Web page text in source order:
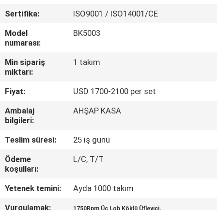
HAKKIMIZDA
TURU
KALITE
KONTROL
BIZIMLE
ILETIŞIME
Sertifika:
ISO9001 / ISO14001/CE
Model
numarası:
BK5003
Min sipariş
miktarı:
1 takım
Fiyat:
USD 1700-2100 per set
Ambalaj
bilgileri:
AHŞAP KASA
Teslim süresi:
25 iş günü
Ödeme
koşulları:
L/C, T/T
Yetenek temini:
Ayda 1000 takım
Vurgulamak:
,